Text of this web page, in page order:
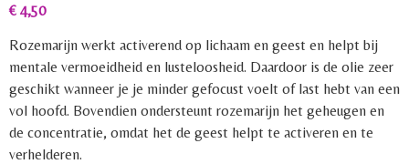
€ 4,50
Rozemarijn werkt activerend op lichaam en geest en helpt bij
mentale vermoeidheid en lusteloosheid. Daardoor is de olie zeer
geschikt wanneer je je minder gefocust voelt of last hebt van een
vol hoofd. Bovendien ondersteunt rozemarijn het geheugen en
de concentratie, omdat het de geest helpt te activeren en te
verhelderen.